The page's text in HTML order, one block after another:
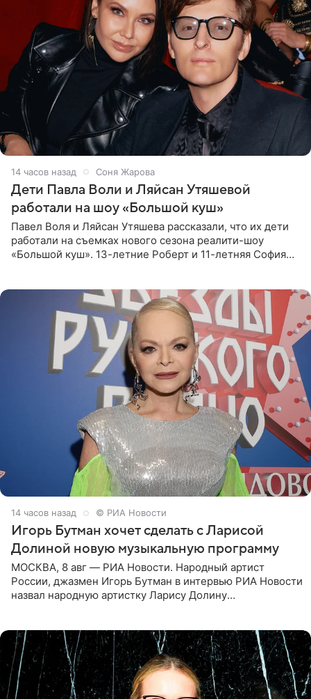
14 часов назад Соня Жарова
Дети Павла Воли и Ляйсан Утяшевой
работали на шоу «Большой куш»
Павел Воля и Ляйсан Утяшева рассказали, что их дети
работали на съемках нового сезона реалити-шоу
«Большой куш». 13-летние Роберт и 11-летняя София
14 часов назад © РИА Новости
Игорь Бутман хочет сделать с Ларисой
Долиной новую музыкальную программу
МОСКВА, 8 авг — РИА Новости. Народный артист
России, джазмен Игорь Бутман в интервью РИА Новости
назвал народную артистку Ларису Долину